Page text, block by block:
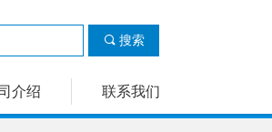
介绍 联系我们
끠 搜索